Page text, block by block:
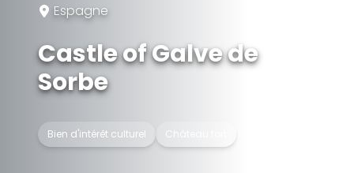
Espagne
Castle of Galve de
Sorbe
Bien d'intérêt culturel Château fort